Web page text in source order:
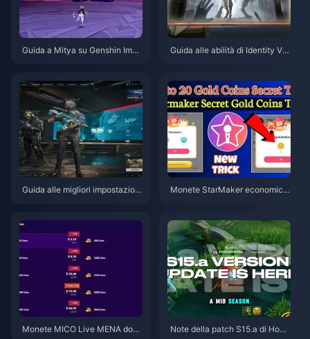
Guida a Mitya su Genshin Impa
Guida alle abilità di Identity V H
Guida alle migliori impostazioni
Monete StarMaker economich
Monete MICO Live MENA dopo
Note della patch S15.a di Hono